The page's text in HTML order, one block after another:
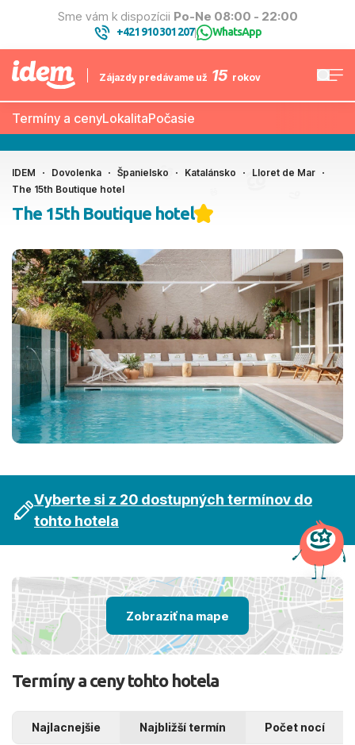
Sme vám k dispozícii Po-Ne 08:00 - 22:00
+421 910 301 207| WhatsApp
Zájazdy predávame už 15 rokov
Termíny a cenyLokalitaPočasie
IDEM Dovolenka Španielsko Katalánsko
Lloret de Mar
The 15th Boutique hotel
The 15th Boutique hotel
Vyberte si z 20 dostupných termínov do
tohto hotela
Zobraziť na mape
Termíny a ceny tohto hotela
Najlacnejšie Najbližší termín Počet nocí